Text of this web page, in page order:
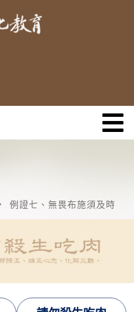
例證七、無畏布施須及時